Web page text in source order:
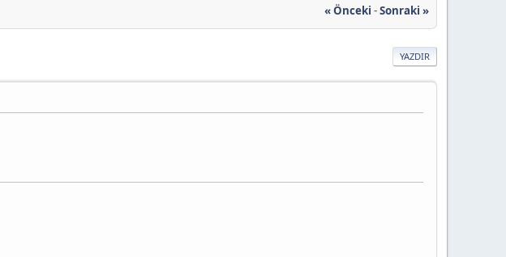
« Önceki -Sonraki »
YAZDIR